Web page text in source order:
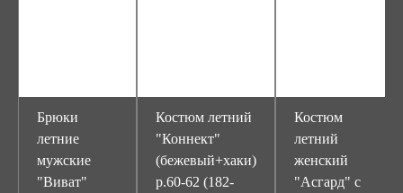
Брюки
летние
мужские
"Виват"
Костюм летний
"Коннект"
(бежевый+хаки)
р.60-62 (182-
Костюм
летний
женский
"Асгард" с